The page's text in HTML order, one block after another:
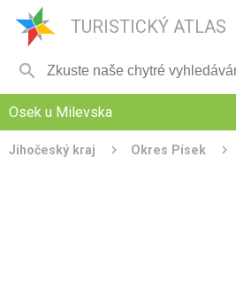
TURISTICKÝ ATLAS

Osek u Milevska
Jihočeský kraj Okres Písek